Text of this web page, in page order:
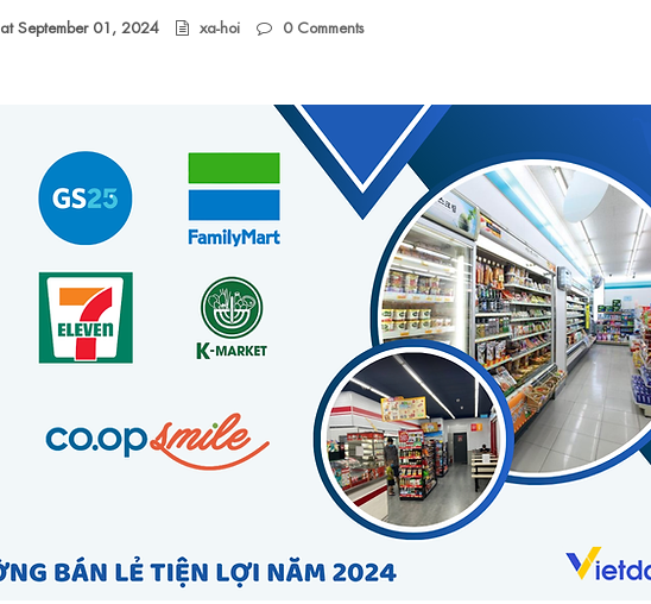
September 01, 2024 xa-hoi 0Comments